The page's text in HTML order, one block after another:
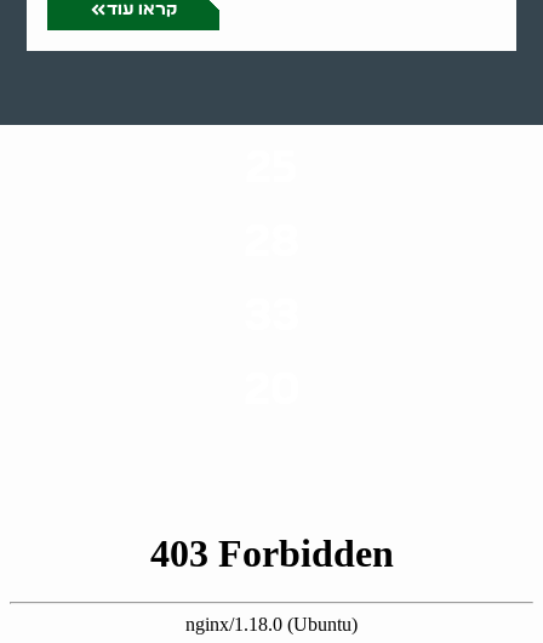
קראו עוד